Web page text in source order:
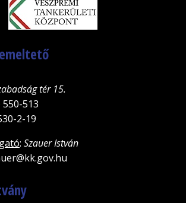
tér 15.
550-513
2-19
: Szauer István